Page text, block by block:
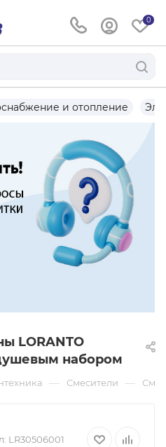
0
и отопление
LORANTO
набором
— Смесители —
LR30506001